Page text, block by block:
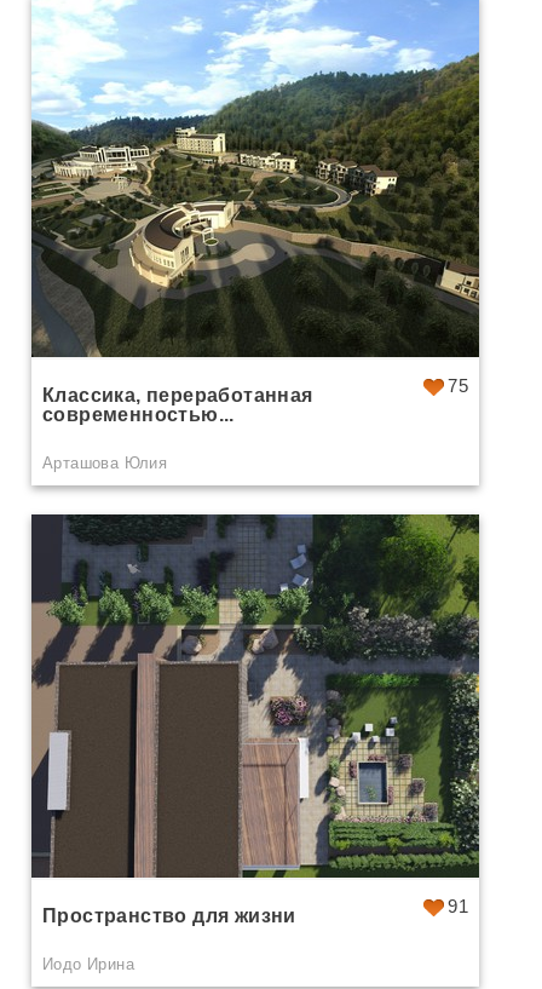
75
Классика, переработанная
современностью...
Арташова Юлия
91
Пространство для жизни
Иодо Ирина